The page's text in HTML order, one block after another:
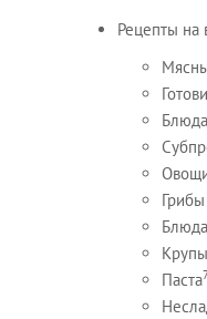
Рецепты на
Крупы
Паста